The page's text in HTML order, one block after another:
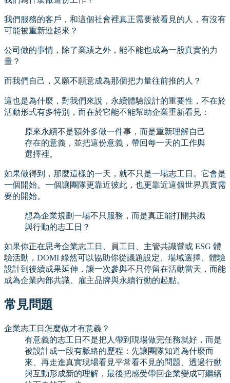
我們服務的客戶，和這個社會裡真正需要被看見的人，有沒有
可能被重新連起來？
公司做的事情，除了業績之外，能不能也成為一股真實的力
量？
而我們自己，又願不願意成為那個把力量往前推的人？
這也是為什麼，對我們來說，永續體驗設計的重要性，不在於
活動形式有多特別，而在於它能不能幫助企業重新看見：
原來永續不是額外多做一件事，而是重新理解自己
存在的意義，並把這份意義，帶回每一天的工作與
選擇裡。
如果做得到，那麼這樣的一天，就不只是一場志工日。它會是
一個開始。一個讓團隊更靠近彼此，也更靠近這個世界真實需
要的開始。
想為企業規劃一場不只服務，而是真正能打開共識
與行動的志工日？
如果你正在思考企業志工日、員工日、主管共識營或 ESG 體
驗活動，DOMI 綠然可以協助你從議題設定、場域選擇、體驗
設計到後續成果延伸，讓一次參與不只停留在活動當天，而能
成為企業內部共識、雇主品牌與永續行動的起點。
常見問題
企業志工日怎麼做才有意義？
有意義的志工日不是把人帶到現場做完任務就好，而是
被設計成一段有脈絡的歷程：先讓團隊知道為什麼而
來、再走進真實現場看見平常看不見的問題、透過行動
與互動形成新的理解，最後把感受帶回企業變成可繼續